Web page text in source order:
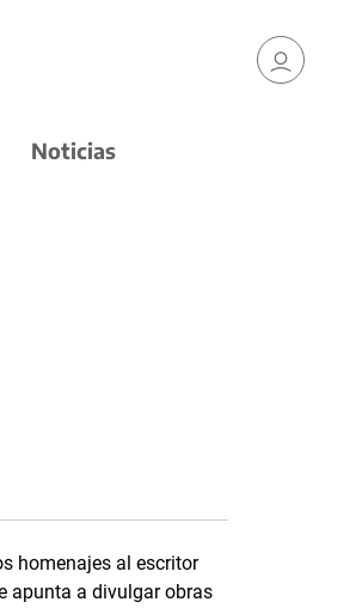
Noticias
homenajes al escritor
apunta a divulgar obras